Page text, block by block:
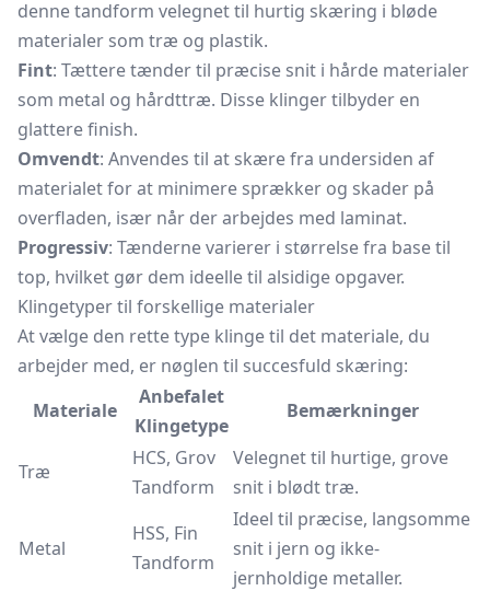
denne tandform velegnet til hurtig skæring i bløde
materialer som træ og plastik.
Fint: Tættere tænder til præcise snit i hårde materialer
som metal og hårdttræ. Disse klinger tilbyder en
glattere finish.
Omvendt: Anvendes til at skære fra undersiden af
materialet for at minimere sprækker og skader på
overfladen, især når der arbejdes med laminat.
Progressiv: Tænderne varierer i størrelse fra base til
top, hvilket gør dem ideelle til alsidige opgaver.
Klingetyper til forskellige materialer
At vælge den rette type klinge til det materiale, du
arbejder med, er nøglen til succesfuld skæring:
Materiale
Anbefalet
Klingetype
Bemærkninger
Træ
HCS, Grov
Tandform
Velegnet til hurtige, grove
snit i blødt træ.
Metal
HSS, Fin
Tandform
Ideel til præcise, langsomme
snit i jern og ikke-
jernholdige metaller.